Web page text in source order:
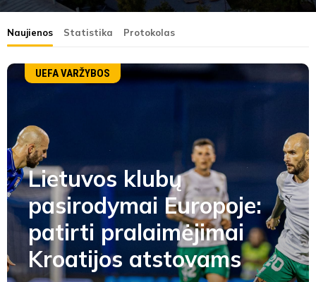
Naujienos Statistika Protokolas
UEFA VARŽYBOS
Lietuvos klubų
pasirodymai Europoje:
patirti pralaimėjimai
Kroatijos atstovams